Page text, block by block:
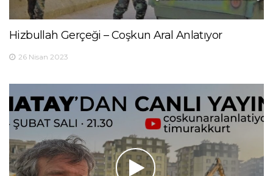
Hizbullah Gerçeği – Coşkun Aral Anlatıyor
26 Nisan 2023